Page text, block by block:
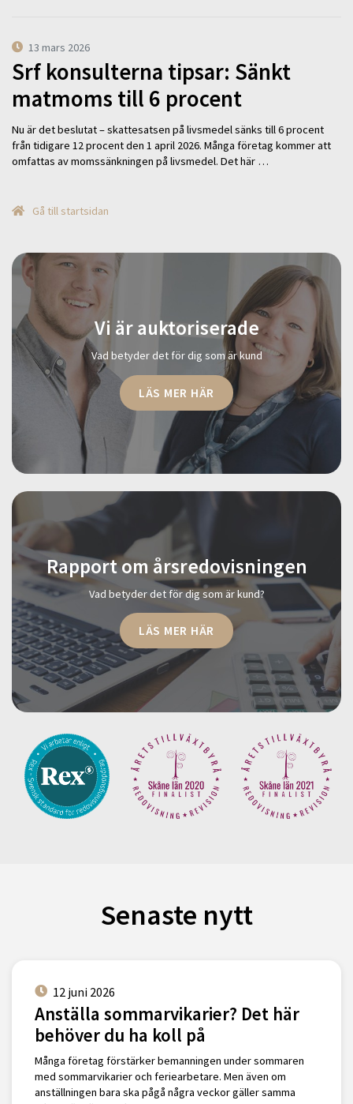
13 mars 2026
Srf konsulterna tipsar: Sänkt
matmoms till 6 procent
Nu är det beslutat – skattesatsen på livsmedel sänks till 6 procent
från tidigare 12 procent den 1 april 2026. Många företag kommer att
omfattas av momssänkningen på livsmedel. Det här …
Gå till startsidan
Vi är auktoriserade
Vad betyder det för dig som är kund
LÄS MER HÄR
Rapport om årsredovisningen
Vad betyder det för dig som är kund?
LÄS MER HÄR
Senaste nytt
12 juni 2026
Anställa sommarvikarier? Det här
behöver du ha koll på
Många företag förstärker bemanningen under sommaren
med sommarvikarier och feriearbetare. Men även om
anställningen bara ska pågå några veckor gäller samma